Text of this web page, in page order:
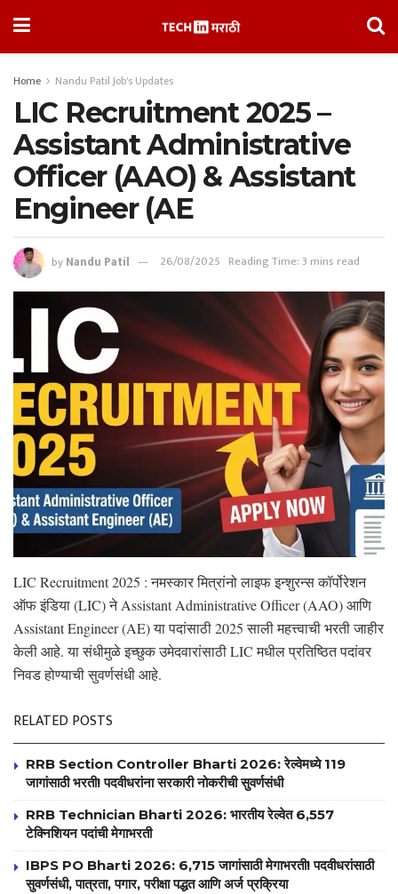
Home Nandu Patil Job's Updates
LIC Recruitment 2025 –
Assistant Administrative
Officer (AAO) & Assistant
Engineer (AE
byNandu Patil 26/08/2025 Reading Time: 3 mins read
LIC Recruitment 2025 : नमस्कार मित्रांनो लाइफ इन्शुरन्स कॉर्पोरेशन
ऑफ इंडिया (LIC) ने Assistant Administrative Officer (AAO) आणि
Assistant Engineer (AE) या पदांसाठी 2025 साली महत्त्वाची भरती जाहीर
केली आहे. या संधीमुळे इच्छुक उमेदवारांसाठी LIC मधील प्रतिष्ठित पदांवर
निवड होण्याची सुवर्णसंधी आहे.
RELATED POSTS
RRB Section Controller Bharti 2026: रेल्वेमध्ये 119
जागांसाठी भरती! पदवीधरांना सरकारी नोकरीची सुवर्णसंधी
RRB Technician Bharti 2026: भारतीय रेल्वेत 6,557
टेक्निशियन पदांची मेगाभरती
IBPS PO Bharti 2026: 6,715 जागांसाठी मेगाभरती! पदवीधरांसाठी
सुवर्णसंधी, पात्रता, पगार, परीक्षा पद्धत आणि अर्ज प्रक्रिया